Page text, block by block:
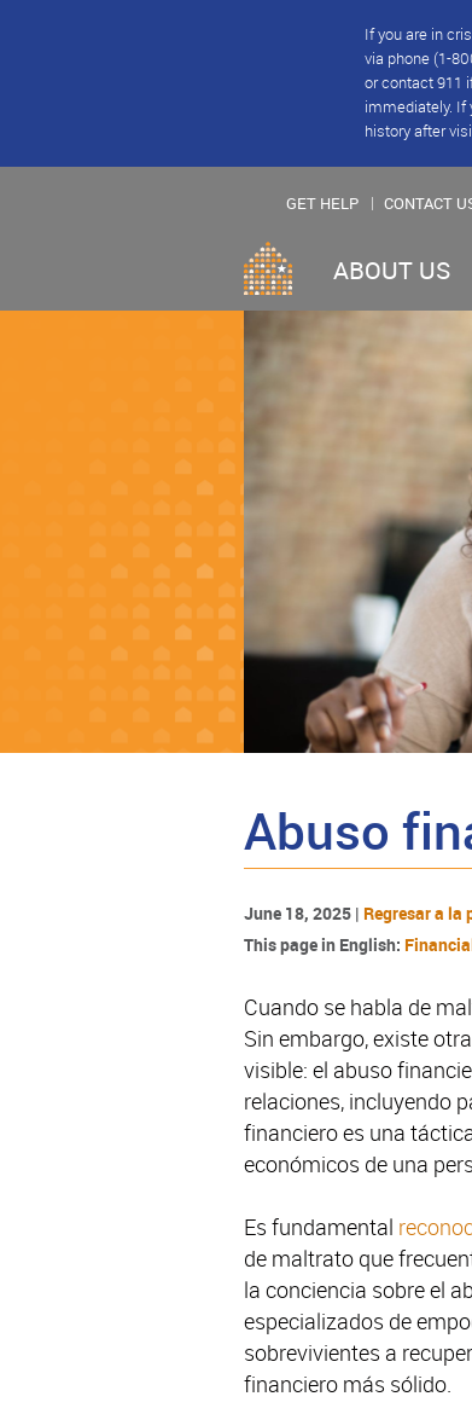
If you are in
via phone (1-
or contact 911
immediately. If
history after
GET HELP CONTACT
ABOUT US
Abuso
June 18, 2025 | Regresar a la
This page in English:
Cuando se habla de
Sin embargo, existe
visible: el abuso
relaciones, incluyendo
financiero es una
económicos de una
Es fundamental
de maltrato que
la conciencia sobre el
especializados de
sobrevivientes a
financiero más sólido.